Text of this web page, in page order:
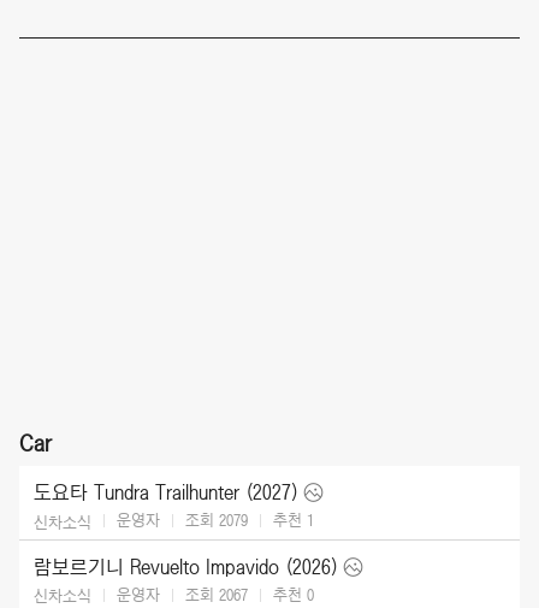
Car
도요타 Tundra Trailhunter (2027)
신차소식 운영자 조회 2079 추천 1
람보르기니 Revuelto Impavido (2026)
신차소식 운영자 조회 2067 추천 0